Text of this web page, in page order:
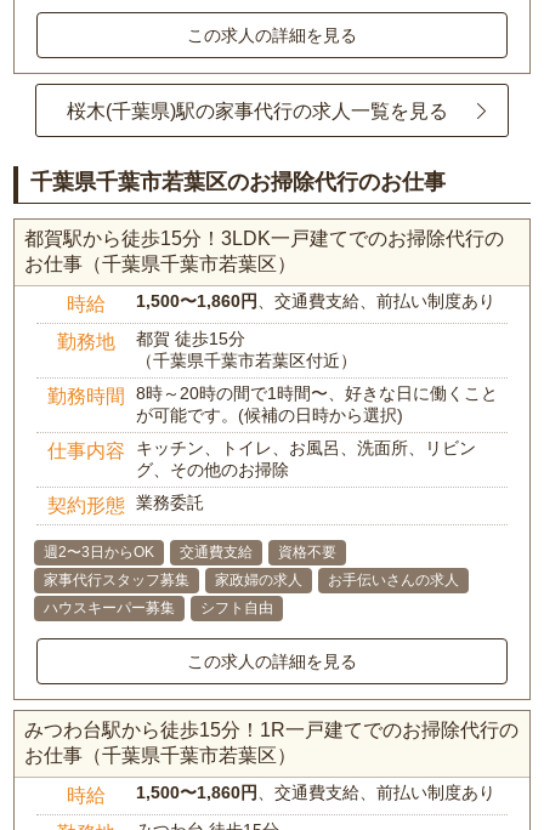
この求人の詳細を見る
桜木(千葉県)駅の家事代行の求人一覧を見る
千葉県千葉市若葉区のお掃除代行のお仕事
都賀駅から徒歩15分！3LDK一戸建てでのお掃除代行の
お仕事（千葉県千葉市若葉区）
時給 1,500〜1,860円 、交通費支給、前払い制度あり
勤務地
都賀 徒歩15分
（千葉県千葉市若葉区付近）
勤務時間
8時～20時の間で1時間〜、好きな日に働くこと
が可能です。(候補の日時から選択)
仕事内容
キッチン、トイレ、お風呂、洗面所、リビン
グ、その他のお掃除
契約形態 業務委託
週2〜3日からOK 交通費支給
資格不要
家事代行スタッフ募集
家政婦の求人
お手伝いさんの求人
ハウスキーパー募集
シフト自由
この求人の詳細を見る
みつわ台駅から徒歩15分！1R一戸建てでのお掃除代行の
お仕事（千葉県千葉市若葉区）
時給 1,500〜1,860円 、交通費支給、前払い制度あり